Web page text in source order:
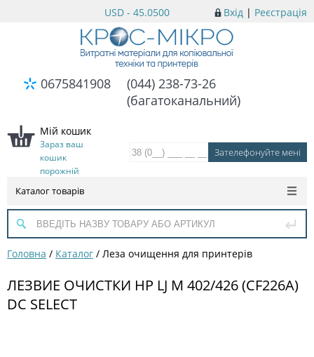
Вхід | Реєстрація
USD - 45.0500
0675841908
(044) 238-73-26
(багатоканальний)
Мій кошик
Зараз ваш
кошик
порожній
Каталог товарів
Головна / Каталог / Леза очищення для принтерів
ЛЕЗВИЕ ОЧИСТКИ HP LJ M 402/426 (CF226A)
DC SELECT